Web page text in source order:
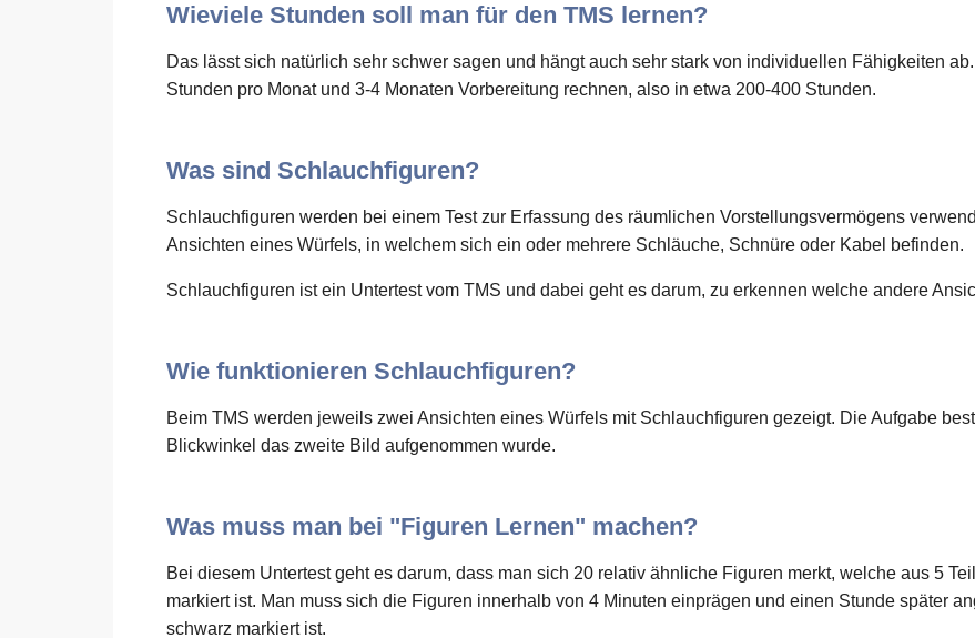
Wieviele Stunden soll man für den TMS lernen?
Das lässt sich natürlich sehr schwer sagen und hängt auch sehr stark von individuellen Fähigkeiten
Stunden pro Monat und 3-4 Monaten Vorbereitung rechnen, also in etwa 200-400 Stunden.
Was sind Schlauchfiguren?
Schlauchfiguren werden bei einem Test zur Erfassung des räumlichen Vorstellungsvermögens
Ansichten eines Würfels, in welchem sich ein oder mehrere Schläuche, Schnüre oder Kabel befinden.
Schlauchfiguren ist ein Untertest vom TMS und dabei geht es darum, zu erkennen welche andere
Wie funktionieren Schlauchfiguren?
Beim TMS werden jeweils zwei Ansichten eines Würfels mit Schlauchfiguren gezeigt. Die Aufgabe
Blickwinkel das zweite Bild aufgenommen wurde.
Was muss man bei "Figuren Lernen" machen?
Bei diesem Untertest geht es darum, dass man sich 20 relativ ähnliche Figuren merkt, welche aus 5
markiert ist. Man muss sich die Figuren innerhalb von 4 Minuten einprägen und einen Stunde später
schwarz markiert ist.